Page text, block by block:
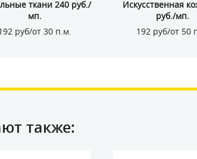
ткани 240 руб./
мп.
руб/от 30 п.м.
Искусственная
руб./мп.
192 руб/от 50
также: